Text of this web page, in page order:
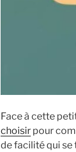
Face à cette
choisir pour
de facilité qui se